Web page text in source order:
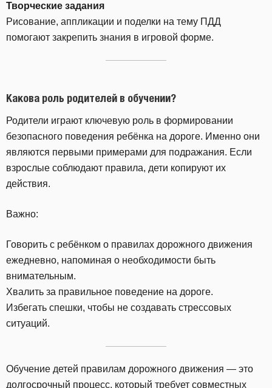
Творческие задания
Рисование, аппликации и поделки на тему ПДД
помогают закрепить знания в игровой форме.
Какова роль родителей в обучении?
Родители играют ключевую роль в формировании
безопасного поведения ребёнка на дороге. Именно они
являются первыми примерами для подражания. Если
взрослые соблюдают правила, дети копируют их
действия.
Важно:
Говорить с ребёнком о правилах дорожного движения
ежедневно, напоминая о необходимости быть
внимательным.
Хвалить за правильное поведение на дороге.
Избегать спешки, чтобы не создавать стрессовых
ситуаций.
Обучение детей правилам дорожного движения — это
долгосрочный процесс, который требует совместных